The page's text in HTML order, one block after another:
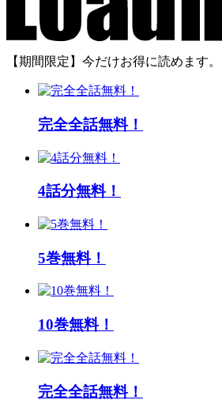
【期間限定】今だけお得に読めます。
完全全話無料！
4話分無料！
5巻無料！
10巻無料！
完全全話無料！